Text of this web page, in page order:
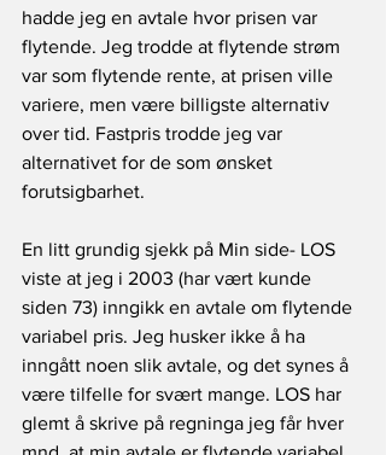
hadde jeg en avtale hvor prisen var
flytende. Jeg trodde at flytende strøm
var som flytende rente, at prisen ville
variere, men være billigste alternativ
over tid. Fastpris trodde jeg var
alternativet for de som ønsket
forutsigbarhet.
En litt grundig sjekk på Min side- LOS
viste at jeg i 2003 (har vært kunde
siden 73) inngikk en avtale om flytende
variabel pris. Jeg husker ikke å ha
inngått noen slik avtale, og det synes å
være tilfelle for svært mange. LOS har
glemt å skrive på regninga jeg får hver